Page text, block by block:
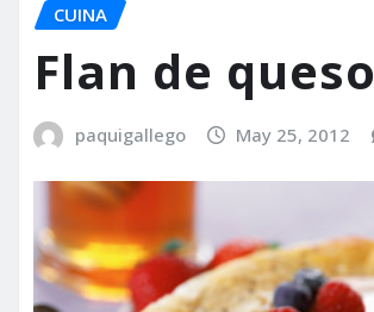
CUINA
Flan de queso
paquigallego May 25, 2012